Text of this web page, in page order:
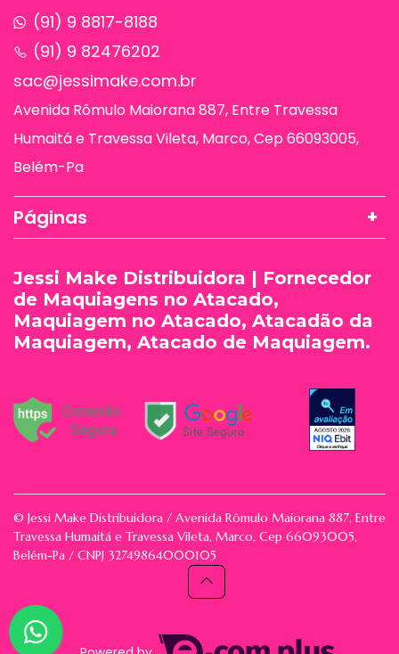
(91) 9 8817-8188
(91) 9 82476202
sac@jessimake.com.br
Avenida Rômulo Maiorana 887, Entre Travessa
Humaitá e Travessa Vileta, Marco, Cep 66093005,
Belém-Pa
Páginas
Jessi Make Distribuidora | Fornecedor
de Maquiagens no Atacado,
Maquiagem no Atacado, Atacadão da
Maquiagem, Atacado de Maquiagem.
© Jessi Make Distribuidora / Avenida Rômulo Maiorana 887, Entre
Travessa Humaitá e Travessa Vileta, Marco, Cep 66093005,
Belém-Pa / CNPJ 32749864000105